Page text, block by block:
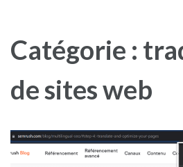
Catégorie :
de sites web